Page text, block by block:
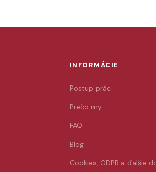
INFORMÁCIE
Postup prác
Prečo my
FAQ
Blog
Cookies, GDPR a ďalšie